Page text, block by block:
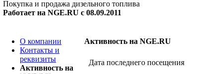
Покупка и продажа дизельного топлива
Работает на NGE.RU с 08.09.2011
О компании
Контакты и
реквизиты
Активность на
Активность на NGE.RU
Дата последнего посещения